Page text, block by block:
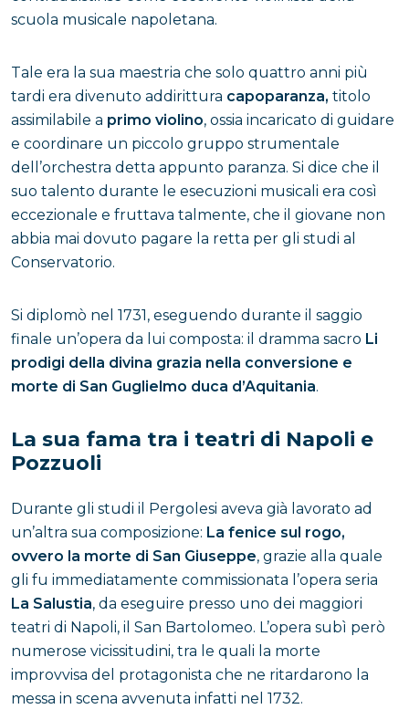
scuola musicale napoletana.
Tale era la sua maestria che solo quattro anni più
tardi era divenuto addirittura capoparanza, titolo
assimilabile a primo violino, ossia incaricato di guidare
e coordinare un piccolo gruppo strumentale
dell’orchestra detta appunto paranza. Si dice che il
suo talento durante le esecuzioni musicali era così
eccezionale e fruttava talmente, che il giovane non
abbia mai dovuto pagare la retta per gli studi al
Conservatorio.
Si diplomò nel 1731, eseguendo durante il saggio
finale un’opera da lui composta: il dramma sacro Li
prodigi della divina grazia nella conversione e
morte di San Guglielmo duca d’Aquitania.
La sua fama tra i teatri di Napoli e
Pozzuoli
Durante gli studi il Pergolesi aveva già lavorato ad
un’altra sua composizione: La fenice sul rogo,
ovvero la morte di San Giuseppe, grazie alla quale
gli fu immediatamente commissionata l’opera seria
La Salustia, da eseguire presso uno dei maggiori
teatri di Napoli, il San Bartolomeo. L’opera subì però
numerose vicissitudini, tra le quali la morte
improvvisa del protagonista che ne ritardarono la
messa in scena avvenuta infatti nel 1732.